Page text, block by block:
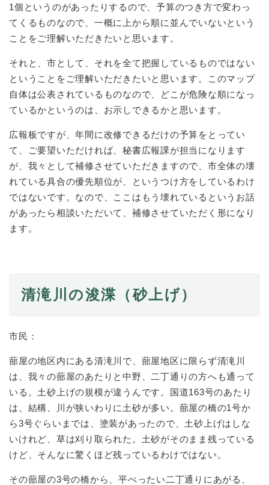
1個というのがあったりするので、予算のつき方で変わっ
てくるものなので、一概に上から順に並んでいないという
ことをご理解いただきたいと思います。
それと、市として、それを全て把握しているものではない
ということをご理解いただきたいと思います。このマップ
自体は公表されているものなので、どこが危険な順になっ
ているかというのは、お示しできるかと思います。
広報板ですが、年間に改修できるだけの予算をとってい
て、ご要望いただければ、秘書広報課が担当になります
が、我々として補修させていただきますので、市全体の壊
れている具合の優先順位が、というつけ方をしているわけ
ではないです。なので、ここはもう壊れているというお話
があったら相談いただいて、補修させていただく形になり
ます。
清滝川の浚渫（砂上げ）
市民：
蔀屋の地区内にある清滝川で、蔀屋地区に限らず清滝川
は、我々の蔀屋のあたりと中野、二丁通りの方へも通って
いる。土砂上げの規模が違うんです。国道163号のあたり
は、結構、川が狭いわりに土砂が多い。蔀屋の橋の1号か
ら3号ぐらいまでは、塗装があったので、土砂上げはしな
いけれど、草は刈り取られた。土砂がそのまま残っている
けど、そんなに驚くほど残っているわけではない。
その蔀屋の3号の橋から、平べったい二丁通りにあがる、